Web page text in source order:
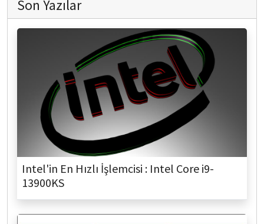
Son Yazılar
Intel'in En Hızlı İşlemcisi : Intel Core i9-
13900KS